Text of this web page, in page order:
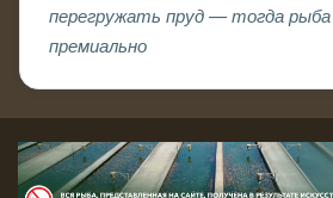
перегружать пруд — тогда
премиально